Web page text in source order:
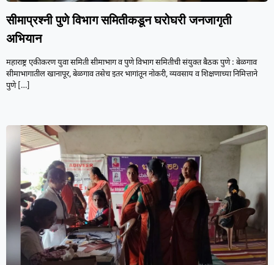
सीमाप्रश्नी पुणे विभाग समितीकडून घरोघरी जनजागृती
अभियान
महाराष्ट्र एकीकरण युवा समिती सीमाभाग व पुणे विभाग समितीची संयुक्त बैठक पुणे : बेळगाव
सीमाभागातील खानापूर, बेळगाव तसेच इतर भागांतून नोकरी, व्यवसाय व शिक्षणाच्या निमित्ताने
पुणे[…]